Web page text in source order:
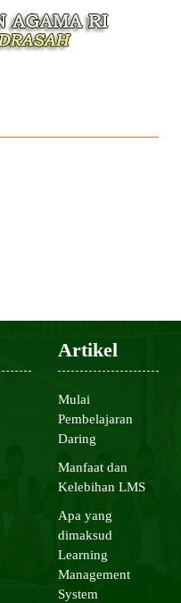
Artikel
Mulai
Pembelajaran
Daring
Manfaat dan
Kelebihan LMS
Apa yang
dimaksud
Learning
Management
System